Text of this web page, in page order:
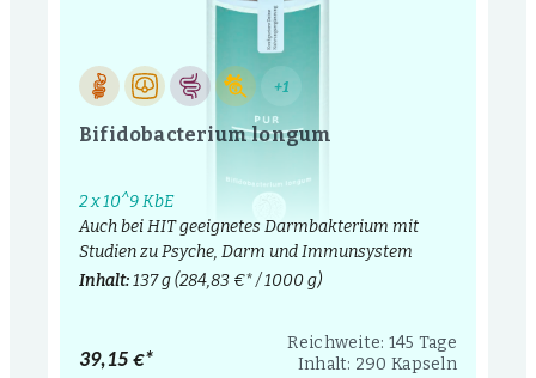
+1
Bifidobacterium longum
2 x 10^9 KbE
Auch bei HIT geeignetes Darmbakterium mit
Studien zu Psyche, Darm und Immunsystem
Inhalt:137 g(284,83 €* / 1000 g)
Reichweite: 145 Tage
Inhalt: 290 Kapseln
39,15 €*